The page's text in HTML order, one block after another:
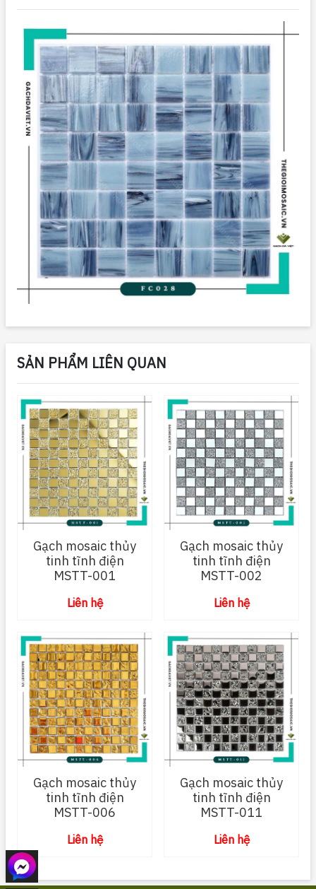
SẢN PHẨM LIÊN QUAN
Gạch mosaic thủy
tinh tĩnh điện
MSTT-001
Liên hệ
Gạch mosaic thủy
tinh tĩnh điện
MSTT-002
Liên hệ
Gạch mosaic thủy
tinh tĩnh điện
MSTT-006
Liên hệ
Gạch mosaic thủy
tinh tĩnh điện
MSTT-011
Liên hệ